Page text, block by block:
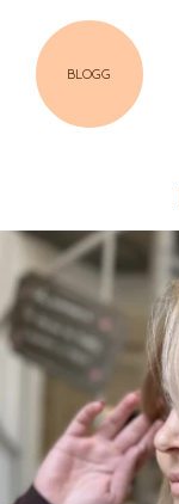
BLOGG